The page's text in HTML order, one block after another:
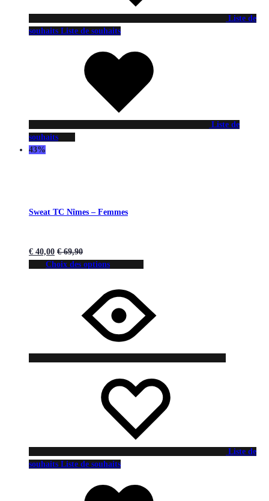
Liste de
souhaits Liste de souhaits
Liste de
souhaits
43%
Sweat TC Nîmes – Femmes
€ 40,00 €69,90
Choix des options
Liste de
souhaits Liste de souhaits